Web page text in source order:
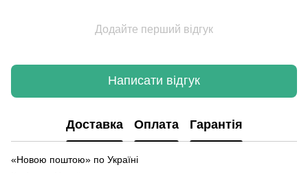
Додайте перший відгук
Написати відгук
Доставка Оплата Гарантія
«Новою поштою» по Україні